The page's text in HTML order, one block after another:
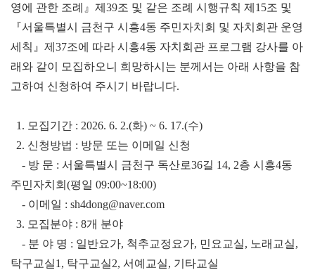
영에 관한 조례』제39조 및 같은 조례 시행규칙 제15조 및
『서울특별시 금천구 시흥4동 주민자치회 및 자치회관 운영
세칙』제37조에 따라 시흥4동 자치회관 프로그램 강사를 아
래와 같이 모집하오니 희망하시는 분께서는 아래 사항을 참
고하여 신청하여 주시기 바랍니다.
1. 모집기간 : 2026. 6. 2.(화) ~ 6. 17.(수)
2. 신청방법 : 방문 또는 이메일 신청
- 방 문 : 서울특별시 금천구 독산로36길 14, 2층 시흥4동
주민자치회(평일 09:00~18:00)
- 이메일 : sh4dong@naver.com
3. 모집분야 : 8개 분야
- 분 야 명 : 일반요가, 척추교정요가, 민요교실, 노래교실,
탁구교실1, 탁구교실2, 서예교실, 기타교실